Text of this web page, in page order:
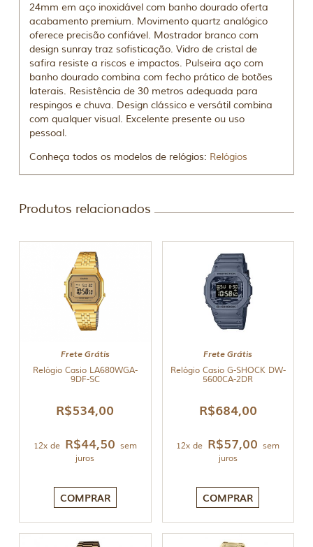
24mm em aço inoxidável com banho dourado oferta
acabamento premium. Movimento quartz analógico
oferece precisão confiável. Mostrador branco com
design sunray traz sofisticação. Vidro de cristal de
safira resiste a riscos e impactos. Pulseira aço com
banho dourado combina com fecho prático de botões
laterais. Resistência de 30 metros adequada para
respingos e chuva. Design clássico e versátil combina
com qualquer visual. Excelente presente ou uso
pessoal.
Conheça todos os modelos de relógios: Relógios
Produtos relacionados
Frete Grátis
Relógio Casio LA680WGA-
9DF-SC
R$534,00
12x de R$44,50 sem
juros
COMPRAR
Frete Grátis
Relógio Casio G-SHOCK DW-
5600CA-2DR
R$684,00
12x de R$57,00 sem
juros
COMPRAR